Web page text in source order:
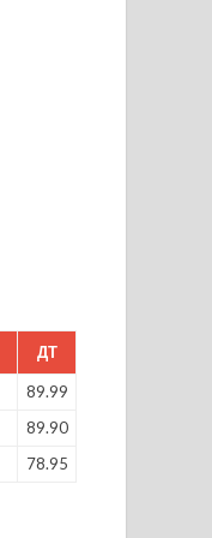
ДТ
89.99
89.90
78.95